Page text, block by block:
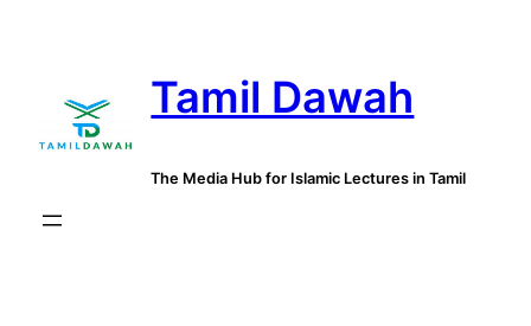
Tamil Dawah
The Media Hub for Islamic Lectures in Tamil